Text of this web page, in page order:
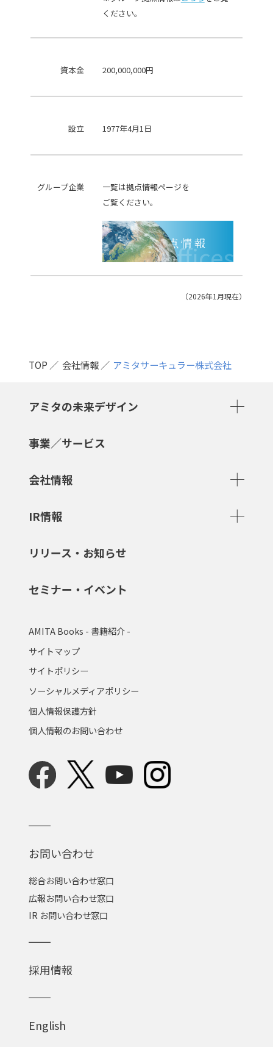
ください。
資本金 200,000,000円
設立 1977年4月1日
グループ企業
一覧は拠点情報ページを
ご覧ください。
拠点情報
Offices
（2026年1月現在）
TOP 会社情報 アミタサーキュラー株式会社
アミタの未来デザイン
事業／サービス
会社情報
IR情報
リリース・お知らせ
セミナー・イベント
AMITA Books - 書籍紹介 -
サイトマップ
サイトポリシー
ソーシャルメディアポリシー
個人情報保護方針
個人情報のお問い合わせ
お問い合わせ
総合お問い合わせ窓口
広報お問い合わせ窓口
IR お問い合わせ窓口
採用情報
English